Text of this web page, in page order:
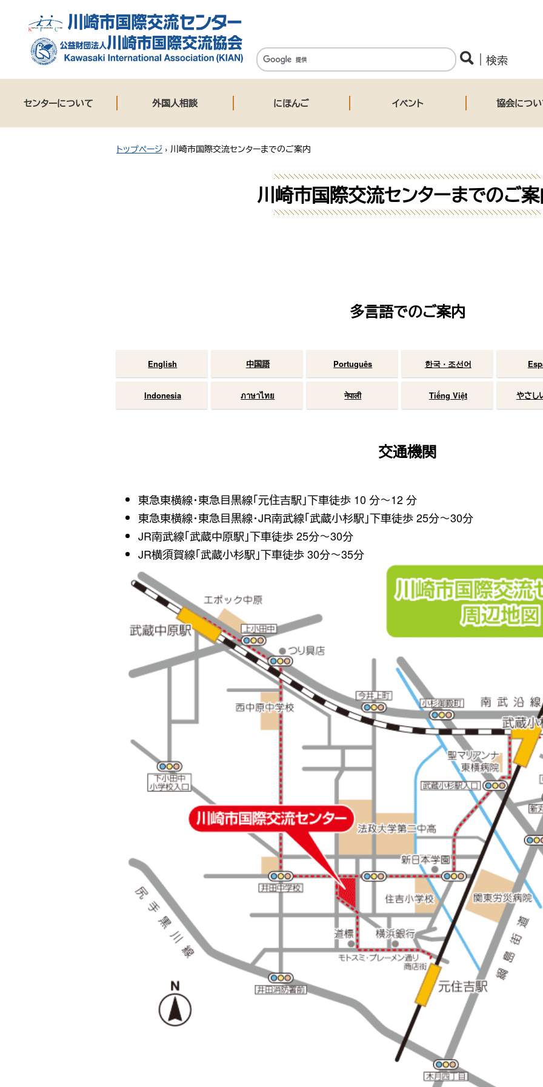
センターについて 外国人相談 にほんご イベント 協会につ
トップページ › 川崎市国際交流センターまでのご案内
川崎市国際交流センターまでのご
多言語でのご案内
English 中国語 Português 한국 ⋅ 조선어
Indonesia ภาษาไทย नेपाली Tiếng Việt やさし
交通機関
東急東横線・東急目黒線「元住吉駅」下車徒歩 10 分〜12 分
東急東横線・東急目黒線・JR南武線「武蔵小杉駅」下車徒歩 25分〜30分
JR南武線「武蔵中原駅」下車徒歩 25分〜30分
JR横須賀線「武蔵小杉駅」下車徒歩 30分〜35分